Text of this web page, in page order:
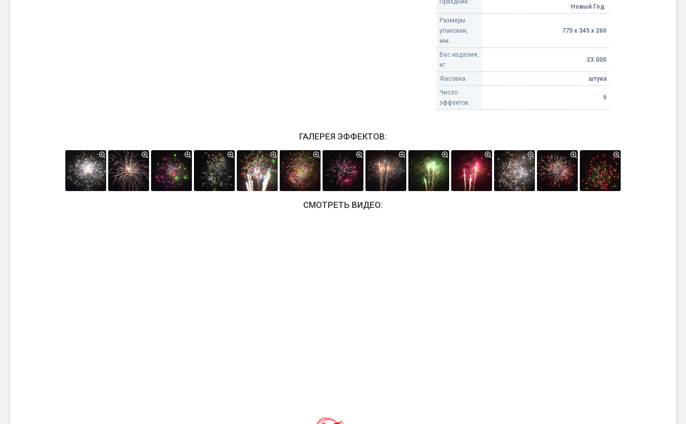
Праздник:
Новый Год
Размеры
упаковки,
мм:
775 х 345 х 260
Вес изделия,
кг:
23.000
Фасовка:
штука
Число
эффектов:
9
ГАЛЕРЕЯ ЭФФЕКТОВ:
СМОТРЕТЬ ВИДЕО: